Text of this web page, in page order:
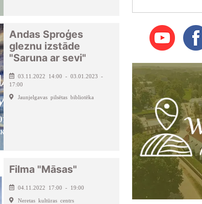
Andas Sproģes
gleznu izstāde
"Saruna ar sevi"
03.11.2022 14:00 - 03.01.2023 -
17:00
Jaunjelgavas pilsētas bibliotēka
Filma "Māsas"
04.11.2022 17:00 - 19:00
Neretas kultūras centrs